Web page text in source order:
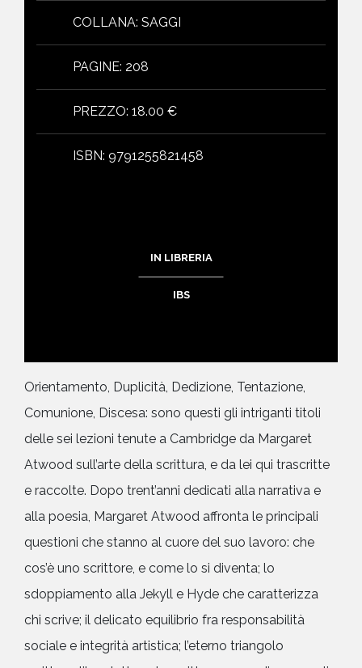
COLLANA: SAGGI
PAGINE: 208
PREZZO: 18.00 €
ISBN: 9791255821458
IN LIBRERIA
IBS
Orientamento, Duplicità, Dedizione, Tentazione,
Comunione, Discesa: sono questi gli intriganti titoli
delle sei lezioni tenute a Cambridge da Margaret
Atwood sull’arte della scrittura, e da lei qui trascritte
e raccolte. Dopo trent’anni dedicati alla narrativa e
alla poesia, Margaret Atwood affronta le principali
questioni che stanno al cuore del suo lavoro: che
cos’è uno scrittore, e come lo si diventa; lo
sdoppiamento alla Jekyll e Hyde che caratterizza
chi scrive; il delicato equilibrio fra responsabilità
sociale e integrità artistica; l’eterno triangolo